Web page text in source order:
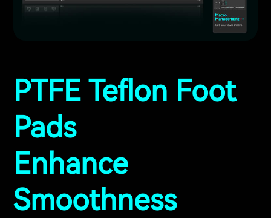
PTFE Teflon Foot
Pads
Enhance
Smoothness